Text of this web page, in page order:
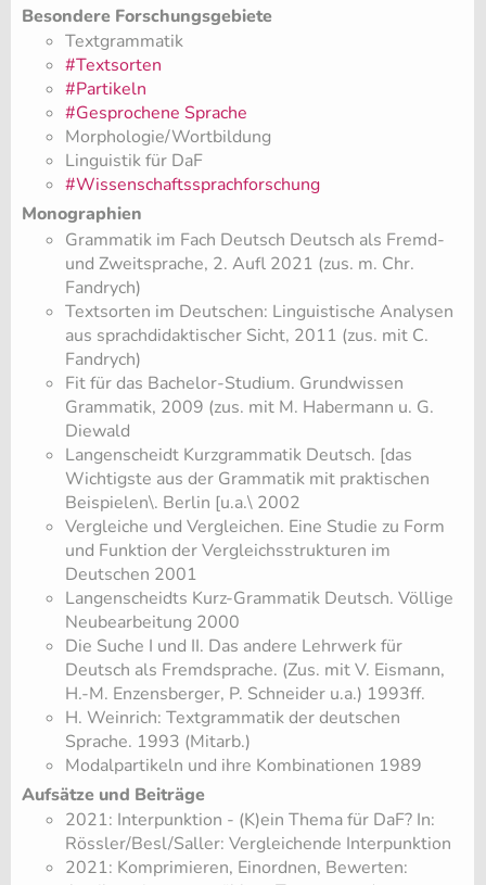
Besondere Forschungsgebiete
Textgrammatik
#Textsorten
#Partikeln
#Gesprochene Sprache
Morphologie/Wortbildung
Linguistik für DaF
#Wissenschaftssprachforschung
Monographien
Grammatik im Fach Deutsch Deutsch als Fremd-
und Zweitsprache, 2. Aufl 2021 (zus. m. Chr.
Fandrych)
Textsorten im Deutschen: Linguistische Analysen
aus sprachdidaktischer Sicht, 2011 (zus. mit C.
Fandrych)
Fit für das Bachelor-Studium. Grundwissen
Grammatik, 2009 (zus. mit M. Habermann u. G.
Diewald
​Langenscheidt Kurzgrammatik Deutsch. [das
Wichtigste aus der Grammatik mit praktischen
Beispielen\. Berlin [u.a.\ 2002
Vergleiche und Vergleichen. Eine Studie zu Form
und Funktion der Vergleichsstrukturen im
Deutschen 2001
Langenscheidts Kurz-Grammatik Deutsch. Völlige
Neubearbeitung 2000
Die Suche I und II. Das andere Lehrwerk für
Deutsch als Fremdsprache. (Zus. mit V. Eismann,
H.-M. Enzensberger, P. Schneider u.a.) 1993ff.
H. Weinrich: Textgrammatik der deutschen
Sprache. 1993 (Mitarb.)
Modalpartikeln und ihre Kombinationen 1989
Aufsätze und Beiträge
2021: Interpunktion - (K)ein Thema für DaF? In:
Rössler/Besl/Saller: Vergleichende Interpunktion
2021: Komprimieren, Einordnen, Bewerten: